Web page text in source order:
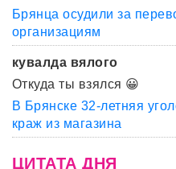
Брянца осудили за
организациям
кувалда вялого
Откуда ты взялся 😀
В Брянске 32-летняя
краж из магазина
ЦИТАТА ДНЯ